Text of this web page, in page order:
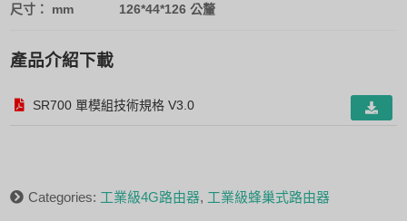
尺寸： mm 126*44*126 公釐
產品介紹下載
SR700 單模組技術規格 V3.0
Categories: 工業級4G路由器, 工業級蜂巢式路由器